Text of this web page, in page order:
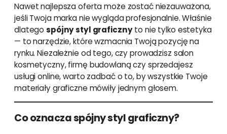
Nawet najlepsza oferta może zostać niezauważona,
jeśli Twoja marka nie wygląda profesjonalnie. Właśnie
dlatego spójny styl graficznyto nie tylko estetyka
— to narzędzie, które wzmacnia Twoją pozycję na
rynku. Niezależnie od tego, czy prowadzisz salon
kosmetyczny, firmę budowlaną czy sprzedajesz
usługi online, warto zadbać o to, by wszystkie Twoje
materiały graficzne mówiły jednym głosem.
Co oznacza spójny styl graficzny?